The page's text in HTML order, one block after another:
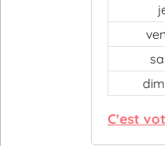
C'est